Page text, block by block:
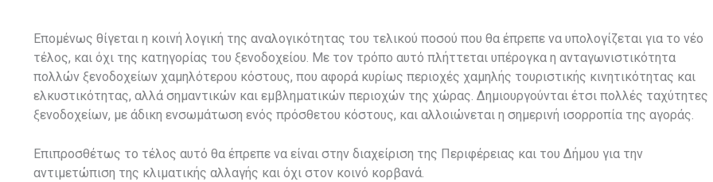
Επομένως θίγεται η κοινή λογική της αναλογικότητας του τελικού ποσού που θα έπρεπε να υπολογίζεται για το νέο
τέλος, και όχι της κατηγορίας του ξενοδοχείου. Με τον τρόπο αυτό πλήττεται υπέρογκα η ανταγωνιστικότητα
πολλών ξενοδοχείων χαμηλότερου κόστους, που αφορά κυρίως περιοχές χαμηλής τουριστικής κινητικότητας και
ελκυστικότητας, αλλά σημαντικών και εμβληματικών περιοχών της χώρας. Δημιουργούνται έτσι πολλές ταχύτητες
ξενοδοχείων, με άδικη ενσωμάτωση ενός πρόσθετου κόστους, και αλλοιώνεται η σημερινή ισορροπία της αγοράς.
Επιπροσθέτως το τέλος αυτό θα έπρεπε να είναι στην διαχείριση της Περιφέρειας και του Δήμου για την
αντιμετώπιση της κλιματικής αλλαγής και όχι στον κοινό κορβανά.